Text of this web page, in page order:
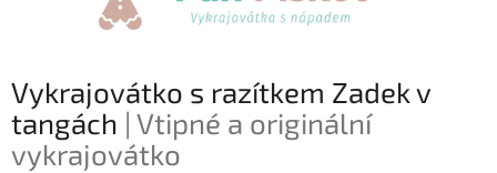
Vykrajovátko s razítkem Zadek v
tangách | Vtipné a originální
vykrajovátko